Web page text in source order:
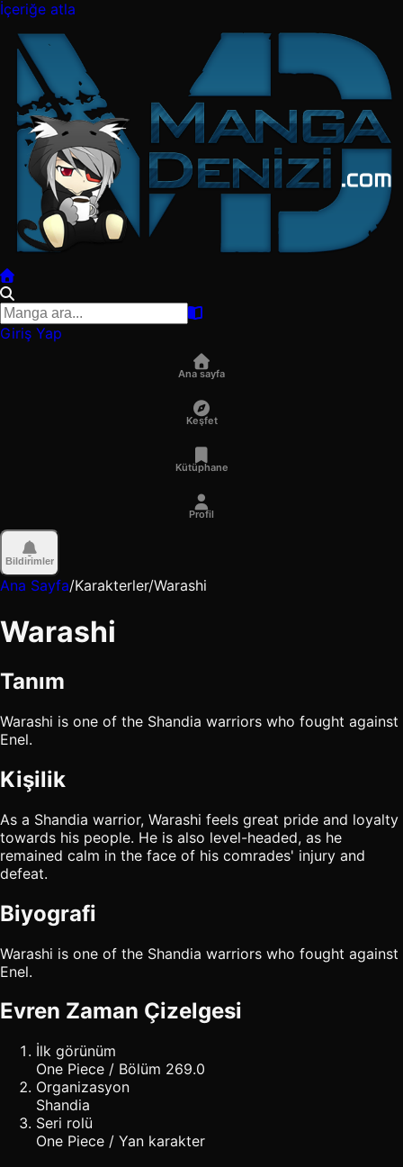
İçeriğe atla
Giriş Yap
Ana sayfa
Keşfet
Kütüphane
Profil
Bildirimler
Ana Sayfa/Karakterler/Warashi
Warashi
Tanım
Warashi is one of the Shandia warriors who fought against
Enel.
Kişilik
As a Shandia warrior, Warashi feels great pride and loyalty
towards his people. He is also level-headed, as he
remained calm in the face of his comrades' injury and
defeat.
Biyografi
Warashi is one of the Shandia warriors who fought against
Enel.
Evren Zaman Çizelgesi
İlk görünüm
One Piece / Bölüm 269.0
Organizasyon
Shandia
Seri rolü
One Piece / Yan karakter